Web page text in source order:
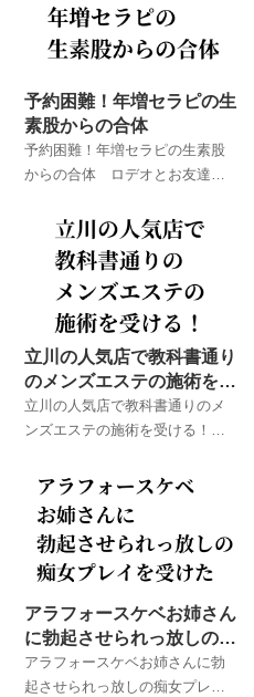
予約困難！年増セラピの生
素股からの合体
予約困難！年増セラピの生素股
からの合体 ロデオとお友達が
のハプニング体験談！
立川の人気店で教科書通り
のメンズエステの施術を受
ける！
立川の人気店で教科書通りのメ
ンズエステの施術を受ける！
たメンズエステでのハプニング
体験談！
アラフォースケベお姉さん
に勃起させられっ放しの痴
女プレイを受けた
アラフォースケベお姉さんに勃
起させられっ放しの痴女プレイ